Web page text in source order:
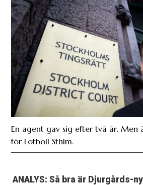
En agent gav sig efter två år. Men
för Fotboll Sthlm.
ANALYS: Så bra är Djurgårds-